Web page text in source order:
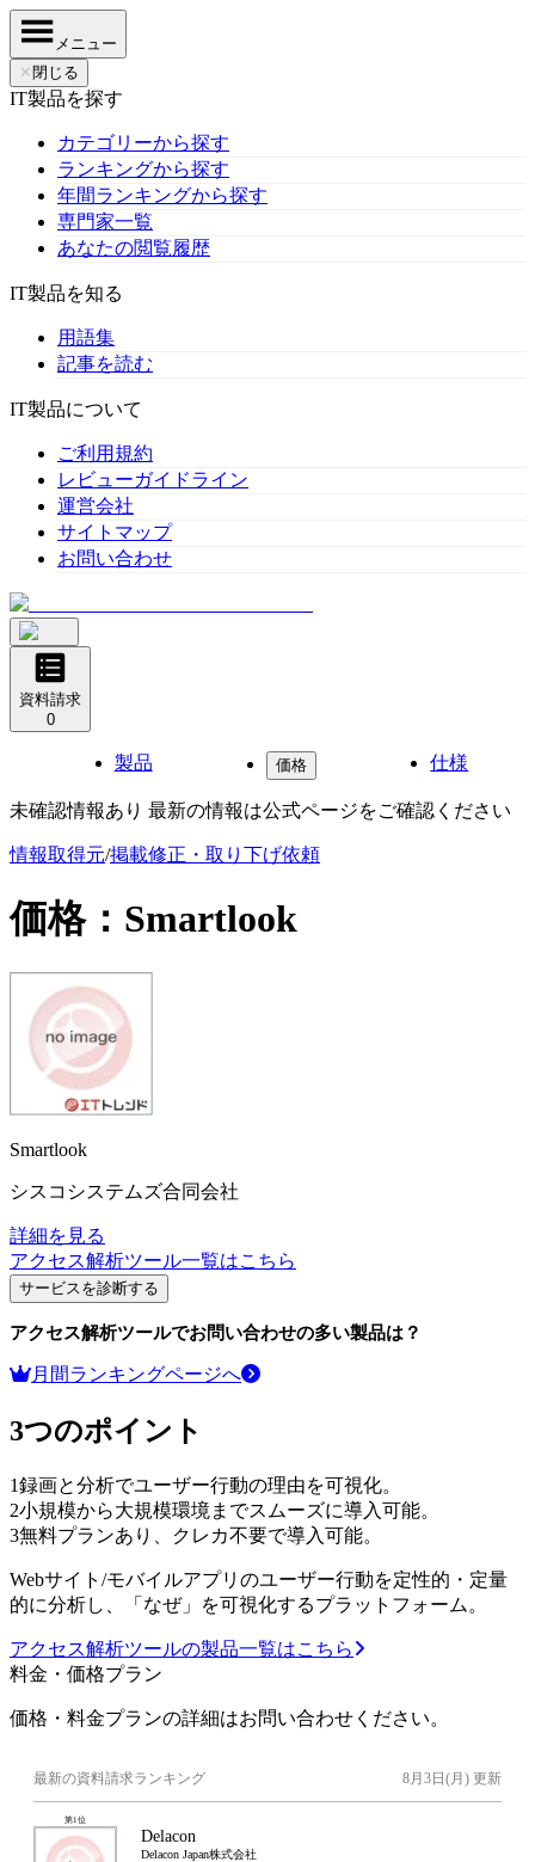
メニュー
✕ 閉じる
IT製品を探す
カテゴリーから探す
ランキングから探す
年間ランキングから探す
専門家一覧
あなたの閲覧履歴
IT製品を知る
用語集
記事を読む
IT製品について
ご利用規約
レビューガイドライン
運営会社
サイトマップ
お問い合わせ
資料請求
0
製品 価格 仕様
未確認情報あり 最新の情報は公式ページをご確認ください
情報取得元/掲載修正・取り下げ依頼
価格： Smartlook
Smartlook
シスコシステムズ合同会社
詳細を見る
アクセス解析ツール一覧はこちら
サービスを診断する
アクセス解析ツールでお問い合わせの多い製品は？
月間ランキングページへ
3つのポイント
1録画と分析でユーザー行動の理由を可視化。
2小規模から大規模環境までスムーズに導入可能。
3無料プランあり、クレカ不要で導入可能。
Webサイト/モバイルアプリのユーザー行動を定性的・定量
的に分析し、「なぜ」を可視化するプラットフォーム。
アクセス解析ツールの製品一覧はこちら
料金・価格プラン
価格・料金プランの詳細はお問い合わせください。
最新の資料請求ランキング 8月3日(月) 更新
第1位
Delacon
Delacon Japan株式会社